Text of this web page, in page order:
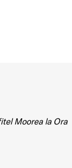
Moorea la Ora